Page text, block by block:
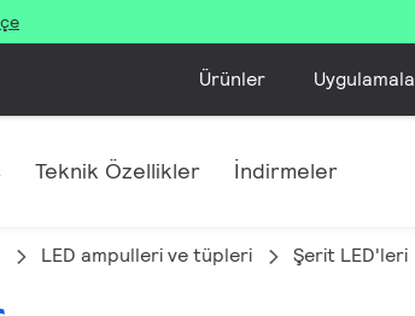
Ürünler
Teknik Özellikler İndirmeler
LED ampulleri ve tüpleri Şerit LED'leri